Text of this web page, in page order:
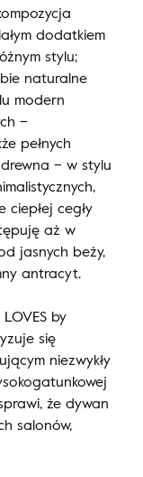
dodatkiem
stylu;
naturalne
modern
–
pełnych
– w stylu
ciepłej cegły
aż w
jasnych beży,
antracyt.
by
się
niezwykły
że dywan
salonów,